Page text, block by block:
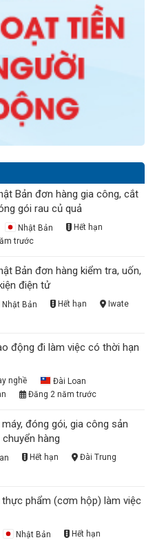
Bản đơn hàng gia công, cắt
gói rau củ quả
Nhật Bản
Hết hạn
trước
Bản đơn hàng kiểm tra, uốn,
điện tử
Nhật Bản Hết hạn
Iwate
động đi làm việc có thời hạn
nghề
Đài Loan
Đăng 2 năm trước
đóng gói, gia công sản
hàng
Hết hạn
Đài Trung
phẩm (cơm hộp) làm việc
Nhật Bản
Hết hạn